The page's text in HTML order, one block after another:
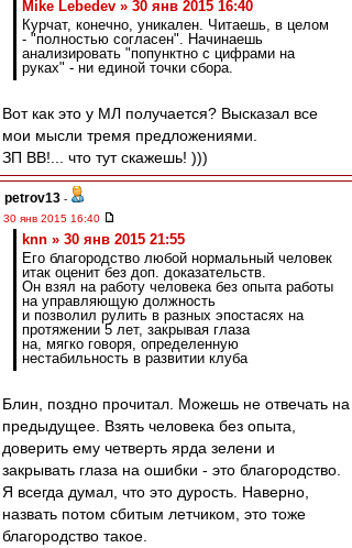
Mike Lebedev » 30 янв 2015 16:40
Курчат, конечно, уникален. Читаешь, в целом
- "полностью согласен". Начинаешь
анализировать "попунктно с цифрами на
руках" - ни единой точки сбора.
Вот как это у МЛ получается? Высказал все
мои мысли тремя предложениями.
ЗП ВВ!... что тут скажешь! )))
petrov13 -
30 янв 2015 16:40
knn » 30 янв 2015 21:55
Его благородство любой нормальный человек
итак оценит без доп. доказательств.
Он взял на работу человека без опыта работы
на управляющую должность
и позволил рулить в разных эпостасях на
протяжении 5 лет, закрывая глаза
на, мягко говоря, определенную
нестабильность в развитии клуба
Блин, поздно прочитал. Можешь не отвечать на
предыдущее. Взять человека без опыта,
доверить ему четверть ярда зелени и
закрывать глаза на ошибки - это благородство.
Я всегда думал, что это дурость. Наверно,
назвать потом сбитым летчиком, это тоже
благородство такое.